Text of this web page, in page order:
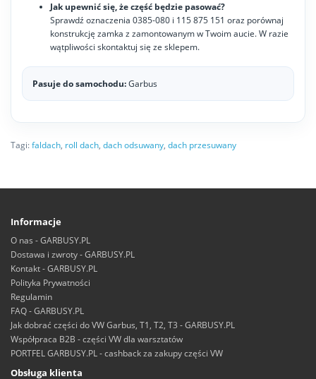
Jak upewnić się, że część będzie pasować?
Sprawdź oznaczenia 0385-080 i 115 875 151 oraz porównaj
konstrukcję zamka z zamontowanym w Twoim aucie. W razie
wątpliwości skontaktuj się ze sklepem.
Pasuje do samochodu:Garbus
Tagi:faldach, roll dach, dach odsuwany, dach przesuwany
Informacje
O nas - GARBUSY.PL
Dostawa i zwroty - GARBUSY.PL
Kontakt - GARBUSY.PL
Polityka Prywatności
Regulamin
FAQ - GARBUSY.PL
Jak dobrać części do VW Garbus, T1, T2, T3 - GARBUSY.PL
Współpraca B2B - części VW dla warsztatów
PORTFEL GARBUSY.PL - cashback za zakupy części VW
Obsługa klienta